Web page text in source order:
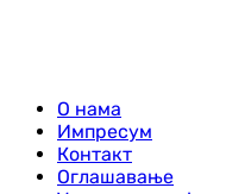
О нама
Импресум
Контакт
Оглашавање